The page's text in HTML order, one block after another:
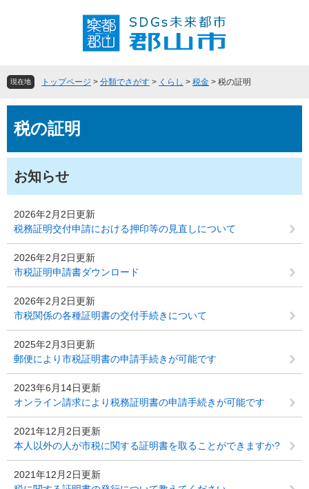
頭
す
飛
し
文
現在地 トップページ > 分類でさがす > くらし > 税金 > 税の証明
文税の証明
お知らせ
2026年2月2日更新
税務証明交付申請における押印等の見直しについて
2026年2月2日更新
市税証明申請書ダウンロード
2026年2月2日更新
市税関係の各種証明書の交付手続きについて
2025年2月3日更新
郵便により市税証明書の申請手続きが可能です
2023年6月14日更新
オンライン請求により税務証明書の申請手続きが可能です
2021年12月2日更新
本人以外の人が市税に関する証明書を取ることができますか?
2021年12月2日更新